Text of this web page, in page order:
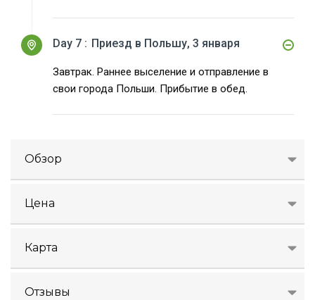
Day 7 : Приезд в Польшу, 3 января
Завтрак. Раннее выселение и отправление в
свои города Польши. Прибытие в обед.
Обзор
Цена
Карта
Отзывы